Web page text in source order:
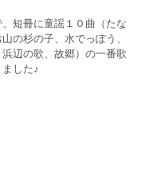
短冊に童謡１０曲（たな
の杉の子、水でっぽう、
辺の歌、故郷）の一番歌
ました♪